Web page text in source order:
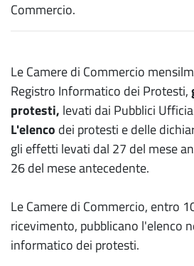
Commercio.
Le Camere di Commercio
Registro Informatico dei Protesti,
protesti, levati dai Pubblici
L'elenco dei protesti e delle
gli effetti levati dal 27 del mese
26 del mese antecedente.
Le Camere di Commercio, entro
ricevimento, pubblicano l'elenco
informatico dei protesti.